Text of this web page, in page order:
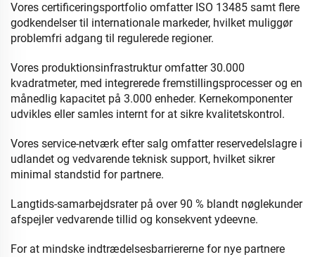
Vores certificeringsportfolio omfatter ISO 13485 samt flere
godkendelser til internationale markeder, hvilket muliggør
problemfri adgang til regulerede regioner.
Vores produktionsinfrastruktur omfatter 30.000
kvadratmeter, med integrerede fremstillingsprocesser og en
månedlig kapacitet på 3.000 enheder. Kernekomponenter
udvikles eller samles internt for at sikre kvalitetskontrol.
Vores service-netværk efter salg omfatter reservedelslagre i
udlandet og vedvarende teknisk support, hvilket sikrer
minimal standstid for partnere.
Langtids-samarbejdsrater på over 90 % blandt nøglekunder
afspejler vedvarende tillid og konsekvent ydeevne.
For at mindske indtrædelsesbarriererne for nye partnere